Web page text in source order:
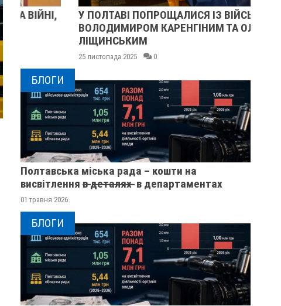
У ПОЛТАВІ ПОПРОЩАЛИСЯ ІЗ ВІЙСЬКОВИМИ
ВОЛОДИМИРОМ КАРЕНГІНИМ ТА ОЛЕГОМ
ЛІЩИНСЬКИМ
25 листопада 2025 0
БЛОГИ
Полтавська міська рада – кошти на
висвітлення в̶ ̶д̶е̶т̶а̶л̶я̶х̶ ̶ в департаментах
01 травня 2026
БЛОГИ